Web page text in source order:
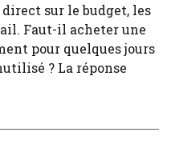
sur le budget, les
Faut-il acheter une
pour quelques jours
? La réponse